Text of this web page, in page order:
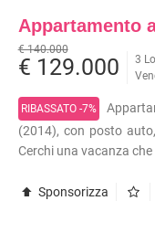
Appartamento
€ 140.000
€ 129.000
3
RIBASSATO -7%
(2014), con posto
Cerchi una vacanza
Sponsorizza